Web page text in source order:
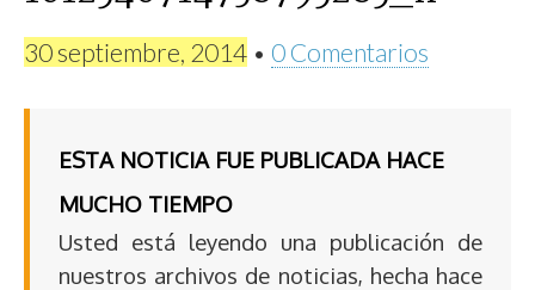
FM
30 septiembre, 2014 • 0 Comentarios
ESTA NOTICIA FUE PUBLICADA HACE
MUCHO TIEMPO
Usted está leyendo una publicación de
nuestros archivos de noticias, hecha hace